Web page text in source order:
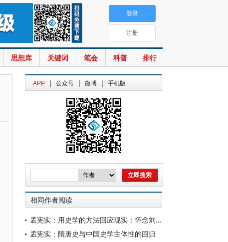
思想库 关键词 笔会 科普 排行
登录
注册
APP | 公众号 | 微博 | 手机版
相同作者阅读
孟宪实：用史学的方法回应现实：怀念刘泽华先生
孟宪实：隋唐史与中国史学主体性的回归